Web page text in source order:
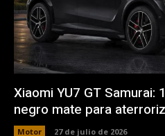
Xiaomi YU7 GT Samurai:
negro mate para
Motor 27 de julio de 2026